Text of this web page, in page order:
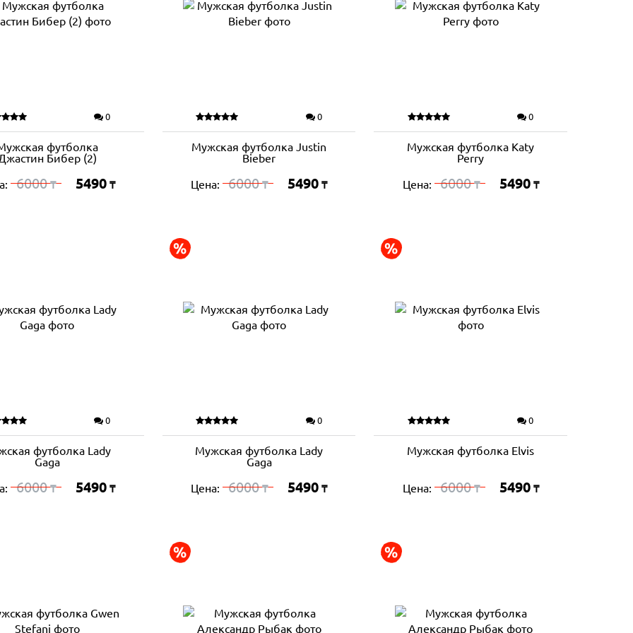
0
футболка
Бибер (2)
6000₸ 5490 ₸
0
Мужская футболка Justin
Bieber
Цена: 6000₸ 5490 ₸
0
Мужская футболка Katy
Perry
Цена: 6000₸ 5490 ₸
0
футболка Lady
Gaga
6000₸ 5490 ₸
0
Мужская футболка Lady
Gaga
Цена: 6000₸ 5490 ₸
0
Мужская футболка Elvis
Цена: 6000₸ 5490 ₸